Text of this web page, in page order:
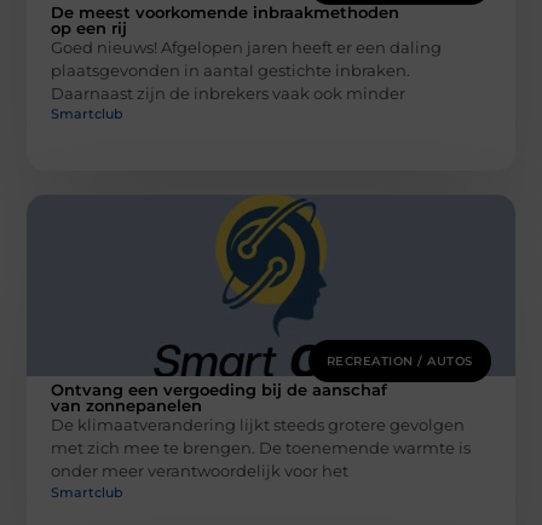
De meest voorkomende inbraakmethoden
op een rij
Goed nieuws! Afgelopen jaren heeft er een daling
plaatsgevonden in aantal gestichte inbraken.
Daarnaast zijn de inbrekers vaak ook minder
Smartclub
RECREATION / AUTOS
Ontvang een vergoeding bij de aanschaf
van zonnepanelen
De klimaatverandering lijkt steeds grotere gevolgen
met zich mee te brengen. De toenemende warmte is
onder meer verantwoordelijk voor het
Smartclub